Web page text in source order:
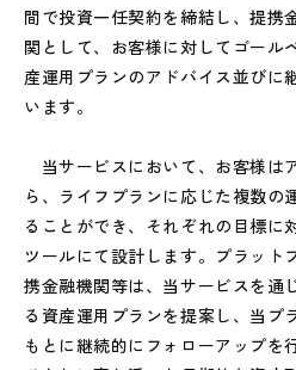
間で投資一任契約を締結し、提携
関として、お客様に対してゴール
産運用プランのアドバイス並びに
います。
当サービスにおいて、お客様は
ら、ライフプランに応じた複数の
ることができ、それぞれの目標に
ツールにて設計します。プラット
携金融機関等は、当サービスを通
る資産運用プランを提案し、当プ
もとに継続的にフォローアップを